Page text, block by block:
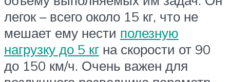
легок – всего около 15 кг, что не
мешает ему нести полезную
нагрузку до 5 кг на скорости от 90
до 150 км/ч. Очень важен для